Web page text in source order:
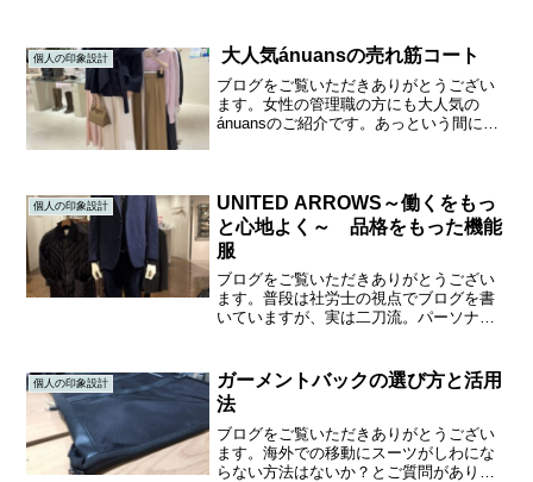
個人の印象設計 大人気ánuansの売れ筋コート
ブログをご覧いただきありがとうござい
ます。女性の管理職の方にも大人気の
ánuansのご紹介です。あっという間に店
きます。最近売れて...
個人の印象設計
UNITED ARROWS～働くをもっ
と心地よく～ 品格をもった機能
服
ブログをご覧いただきありがとうござい
ます。普段は社労士の視点でブログを書
いていますが、実は二刀流。パーソナル
ンサルタントとしても活動しています。
（スタイリストのようなイ...
個人の印象設計
ガーメントバックの選び方と活用
法
ブログをご覧いただきありがとうござい
ます。海外での移動にスーツがしわにな
らない方法はないか？とご質問がありま